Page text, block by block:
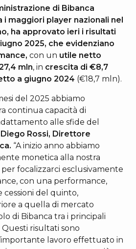
di Bibanca
i maggiori player nazionali nel
ha approvato ieri i risultati
2025, che evidenziano
con un utile netto
mln, in crescita di €8,7
a giugno 2024 (€18,7 mln).
del 2025 abbiamo
continua capacità di
alle sfide del
Rossi, Direttore
“A inizio anno abbiamo
monetica alla nostra
focalizzarci esclusivamente
con una performance,
cessioni del quinto,
a quella di mercato
di Bibanca tra i principali
risultati sono
lavoro effettuato in